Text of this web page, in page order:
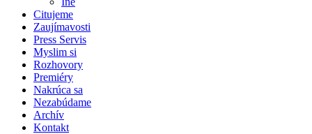
Citujeme
Zaujímavosti
Press Servis
Myslim si
Rozhovory
Premiéry
Nakrúca sa
Nezabúdame
Archív
Kontakt